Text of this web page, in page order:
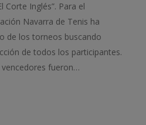
Corte Inglés”. Para el
Navarra de Tenis ha
de los torneos buscando
de todos los participantes.
fueron…